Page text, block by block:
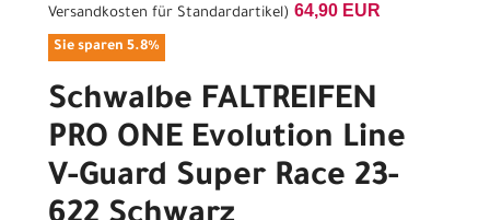
Versandkosten für Standardartikel) 64,90 EUR
Sie sparen 5.8%
Schwalbe FALTREIFEN
PRO ONE Evolution Line
V-Guard Super Race 23-